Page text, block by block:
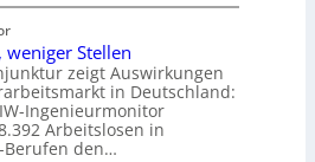
weniger Stellen
zeigt Auswirkungen
in Deutschland:
Ingenieurmonitor
Arbeitslosen in
Berufen den…